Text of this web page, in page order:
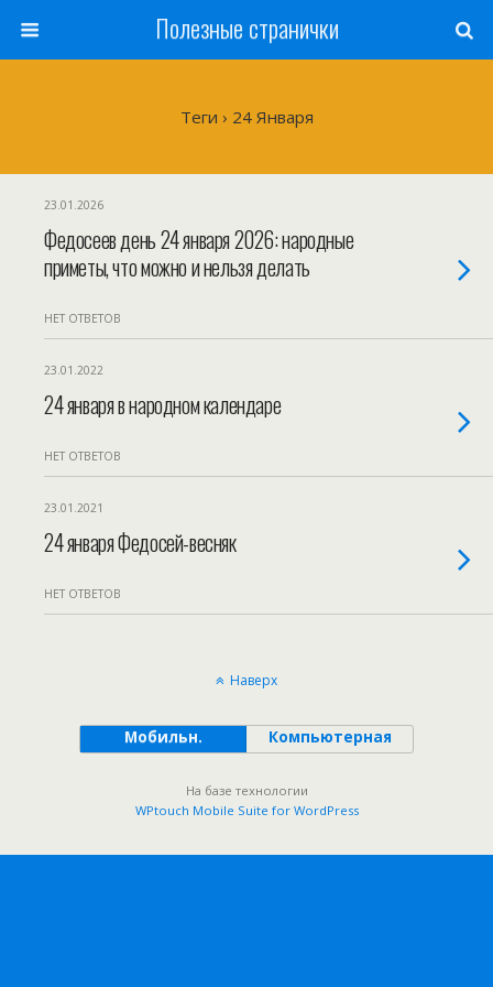
Полезные странички
Теги › 24 Января
23.01.2026
Федосеев день 24 января 2026: народные
приметы, что можно и нельзя делать
НЕТ ОТВЕТОВ
23.01.2022
24 января в народном календаре
НЕТ ОТВЕТОВ
23.01.2021
24 января Федосей-весняк
НЕТ ОТВЕТОВ
Наверх
Мобильн. Компьютерная
На базе технологии
WPtouch Mobile Suite for WordPress